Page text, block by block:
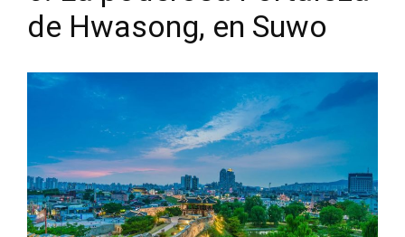
de Hwasong, en Suwo